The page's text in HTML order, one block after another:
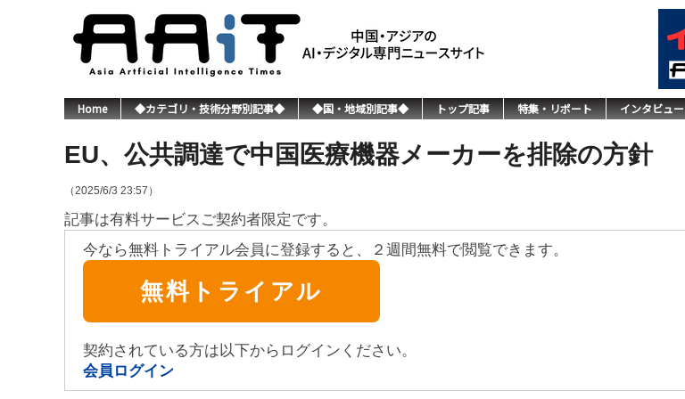
Home ◆カテゴリ・技術分野別記事◆ ◆国・地域別記事◆ トップ記事 特集・リポート インタビュー
EU、公共調達で中国医療機器メーカーを排除の方針
（2025/6/3 23:57）
記事は有料サービスご契約者限定です。
今なら無料トライアル会員に登録すると、２週間無料で閲覧できます。
無料トライアル
契約されている方は以下からログインください。
会員ログイン